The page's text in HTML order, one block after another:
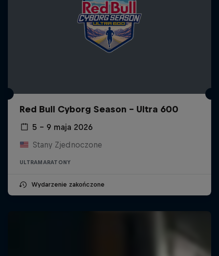
Red Bull Cyborg Season - Ultra 600
5 – 9 maja 2026
Stany Zjednoczone
ULTRAMARATONY
Wydarzenie zakończone